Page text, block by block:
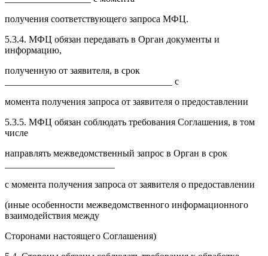
получения соответствующего запроса МФЦ.
5.3.4. МФЦ обязан передавать в Орган документы и
информацию,
полученную от заявителя, в срок
___________________________________ с
момента получения запроса от заявителя о предоставлении
5.3.5. МФЦ обязан соблюдать требования Соглашения, в том
числе
направлять межведомственный запрос в Орган в срок
с момента получения запроса от заявителя о предоставлении
(иные особенности межведомственного информационного
взаимодействия между
Сторонами настоящего Соглашения)